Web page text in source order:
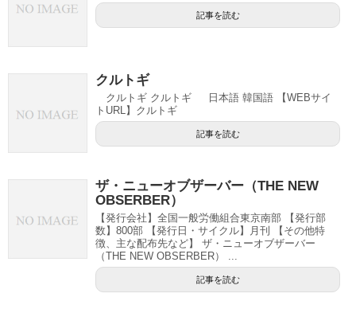
記事を読む
クルトギ
クルトギ クルトギ 日本語 韓国語 【WEBサイ
トURL】クルトギ
記事を読む
ザ・ニューオブザーバー（THE NEW
OBSERBER）
【発行会社】全国一般労働組合東京南部 【発行部
数】800部 【発行日・サイクル】月刊 【その他特
徴、主な配布先など】 ザ・ニューオブザーバー
（THE NEW OBSERBER） ...
記事を読む